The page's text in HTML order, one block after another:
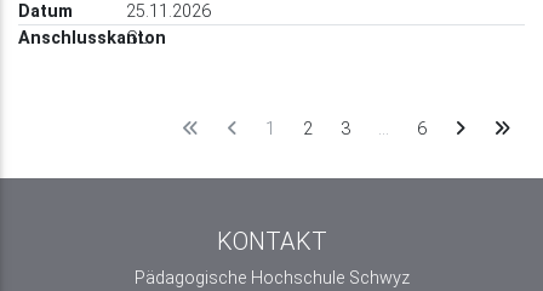
25.11.2026
GL
1 2 3 … 6
KONTAKT
Pädagogische Hochschule Schwyz